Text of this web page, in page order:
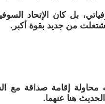
بل كان الإتحاد
إشتعلت من جديد بقوة أكبر.
محاولة إقامة صداقة مع
هنا عنهما.